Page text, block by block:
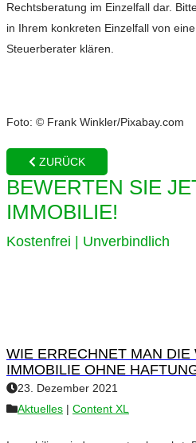
Rechtsberatung im Einzelfall dar.
in Ihrem konkreten Einzelfall von
Steuerberater klären.
Foto: © Frank Winkler/Pixabay.com
ZURÜCK
BEWERTEN SIE
IMMOBILIE!
Kostenfrei | Unverbindlich
WIE ERRECHNET MAN
IMMOBILIE OHNE
23. Dezember 2021
Aktuelles | Content XL